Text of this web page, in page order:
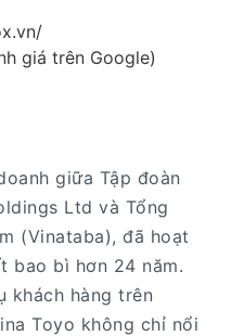
giá trên Google)
giữa Tập đoàn
Ltd và Tổng
(Vinataba), đã hoạt
bao bì hơn 24 năm.
khách hàng trên
Toyo không chỉ nổi